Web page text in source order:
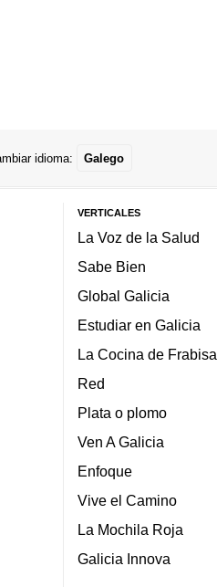
idioma: Galego
VERTICALES
La Voz de la Salud
Sabe Bien
Global Galicia
Estudiar en Galicia
La Cocina de Frabisa
Red
Plata o plomo
Ven A Galicia
Enfoque
Vive el Camino
La Mochila Roja
Galicia Innova